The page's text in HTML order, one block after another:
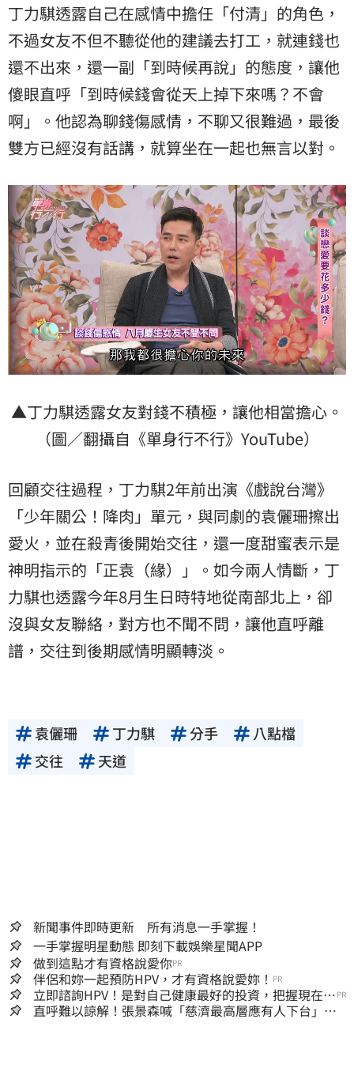
丁力騏透露自己在感情中擔任「付清」的角色，
不過女友不但不聽從他的建議去打工，就連錢也
還不出來，還一副「到時候再說」的態度，讓他
傻眼直呼「到時候錢會從天上掉下來嗎？不會
啊」。他認為聊錢傷感情，不聊又很難過，最後
雙方已經沒有話講，就算坐在一起也無言以對。
▲丁力騏透露女友對錢不積極，讓他相當擔心。
（圖／翻攝自《單身行不行》YouTube）
回顧交往過程，丁力騏2年前出演《戲說台灣》
「少年關公！降肉」單元，與同劇的袁儷珊擦出
愛火，並在殺青後開始交往，還一度甜蜜表示是
神明指示的「正袁（緣）」。如今兩人情斷，丁
力騏也透露今年8月生日時特地從南部北上，卻
沒與女友聯絡，對方也不聞不問，讓他直呼離
譜，交往到後期感情明顯轉淡。
袁儷珊 丁力騏 分手
八點檔
交往
天道
新聞事件即時更新 所有消息一手掌握！
一手掌握明星動態 即刻下載娛樂星聞APP
做到這點才有資格說愛你PR
伴侶和妳一起預防HPV，才有資格說愛妳！ PR
立即諮詢HPV！是對自己健康最好的投資，把握現在不
嫌晚！
PR
直呼難以諒解！張景森喊「慈濟最高層應有人下台」：